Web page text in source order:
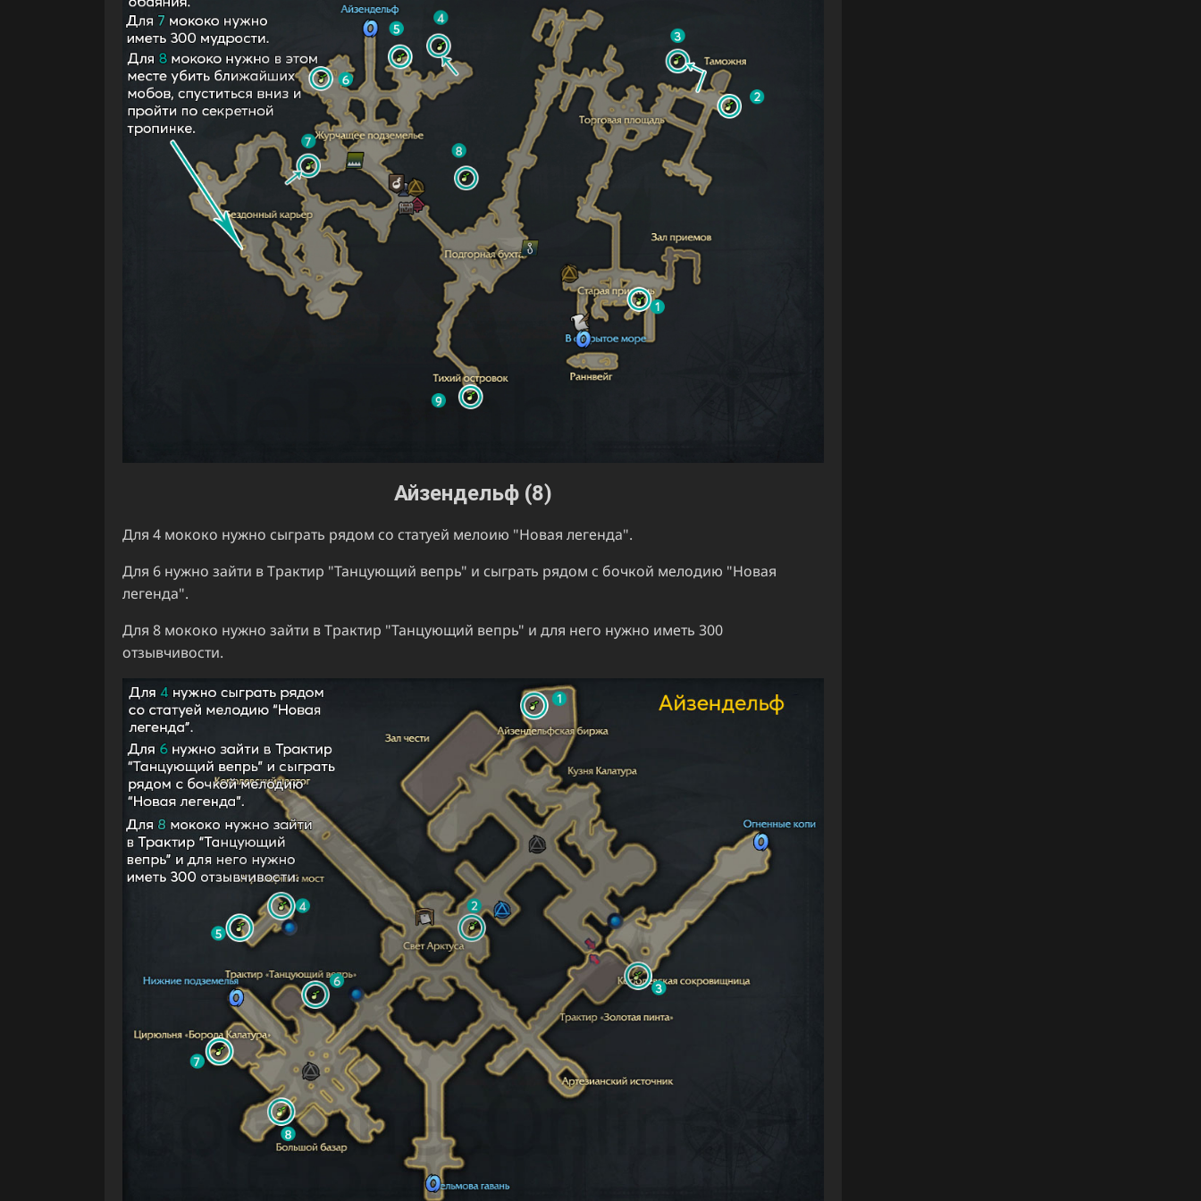
Айзендельф (8)
Для 4 мококо нужно сыграть рядом со статуей мелоию "Новая легенда".
Для 6 нужно зайти в Трактир "Танцующий вепрь" и сыграть рядом с бочкой мелодию "Новая
легенда".
Для 8 мококо нужно зайти в Трактир "Танцующий вепрь" и для него нужно иметь 300
отзывчивости.